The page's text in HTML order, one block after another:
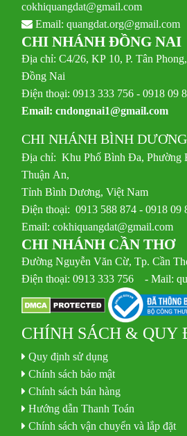
cokhiquangdat@gmail.com
Email:quangdat.org@gmail.com
CHI NHÁNH ĐỒNG NAI
Địa chỉ: C4/26, KP 10, P. Tân
Đồng Nai
Điện thoại: 0913 333 756 - 0918 09
Email:cndongnai1@gmail.com
CHI NHÁNH BÌNH DƯƠNG
Địa chỉ: Khu Phố Bình Đa, Phường
Thuận An,
Tỉnh Bình Dương, Việt Nam
Điện thoại: 0913 588 874 - 0918 09
Email:cokhiquangdat@gmail.com
CHI NHÁNH CẦN THƠ
Đường Nguyễn Văn Cừ, Tp. Cần
Điện thoại: 0913 333 756 - Mail:
CHÍNH SÁCH & QUY
Quy định sử dụng
Chính sách bảo mật
Chính sách bán hàng
Hướng dẫn Thanh Toán
Chính sách vận chuyển và lắp đặt